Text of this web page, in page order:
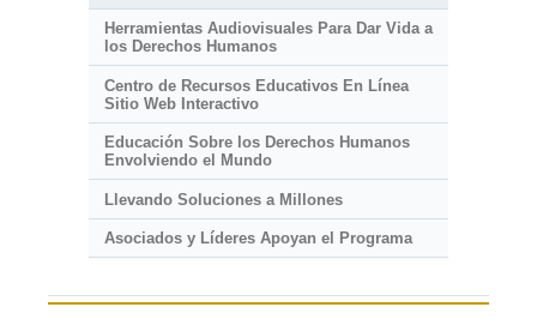
Herramientas Audiovisuales Para Dar Vida a
los Derechos Humanos
Centro de Recursos Educativos En Línea
Sitio Web Interactivo
Educación Sobre los Derechos Humanos
Envolviendo el Mundo
Llevando Soluciones a Millones
Asociados y Líderes Apoyan el Programa